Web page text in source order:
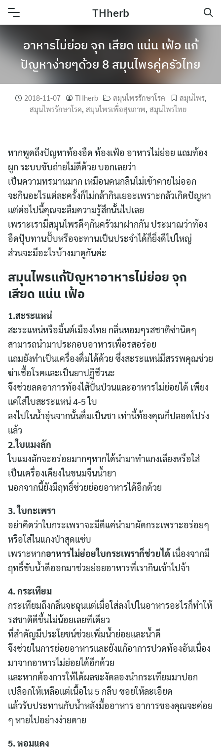
Skip
THherb
อาหารไม่ย่อย จุก เสียด แน่น เฟ้อ แก้
ปัญหาง่ายๆด้วย 8 สมุนไพรคู่ครัวไทย
2018-11-07 THherb สมุนไพรรักษาโรค สมุนไพร,
สมุนไพรรักษาโรค, สมุนไพรเพื่อสุขภาพ, สมุนไพรไทย
หากพูดถึงปัญหาท้องอืด ท้องเฟ้อ อาหารไม่ย่อย แถมท้อง
ผูก ระบบขับถ่ายไม่ดีด้วย บอกเลยว่า
เป็นความทรมานมาก เหมือนคนกลืนไม่เข้าคายไม่ออก
จะกินอะไรแต่ละครั้งก็ไม่กล้ากินเยอะเพราะกลัวเกิดปัญหา
แต่ต่อไปนี้คุณจะลืมความรู้สึกนั้นไปเลย
เพราะเรามีสมุนไพรดีๆก้นครัวมาฝากกัน ประมาณว่าท้อง
อืดปุ๊บทานปั๊บหรือจะทานเป็นประจำได้ก็ยิ่งดีไปใหญ่
ส่วนจะมีอะไรบ้างมาดูกันค่ะ
สมุนไพรแก้ปัญหาอาหารไม่ย่อย จุก
เสียด แน่น เฟ้อ
1.สะระแหน่
สะระแหน่หรือมิ้นต์เมืองไทย กลิ่นหอมๆรสชาติซ่านิดๆ
สามารถนำมาประกอบอาหารเพื่อรสอร่อย
แถมยังทำเป็นเครื่องดื่มได้ด้วย ซึ่งสะระแหน่มีสรรพคุณช่วย
ฆ่าเชื้อโรคและเป็นยาปฏิชีวนะ
จึงช่วยลดอาการท้องไส้ปั่นป่วนและอาหารไม่ย่อยได้ เพียง
แค่ใส่ใบสะระแหน่ 4-5 ใบ
ลงไปในน้ำอุ่นจากนั้นดื่มเป็นชา เท่านี้ท้องคุณก็ปลอดโปร่ง
แล้ว
2.ใบแมงลัก
ใบแมงลักจะอร่อยมากๆหากได้นำมาทำแกงเลียงหรือใส่
เป็นเครื่องเคียงในขนมจีนน้ำยา
นอกจากนี้ยังมีฤทธิ์ช่วยย่อยอาหารได้อีกด้วย
3. ใบกะเพรา
อย่าคิดว่าใบกระเพราจะมีดีแค่นำมาผัดกระเพราะอร่อยๆ
หรือใส่ในแกงป่าสุดแซ่บ
เพราะหากอาหารไม่ย่อยใบกระเพราก็ช่วยได้ เนื่องจากมี
ฤทธิ์ขับน้ำดีออกมาช่วยย่อยอาหารที่เรากินเข้าไปจ้า
4. กระเทียม
กระเทียมถึงกลิ่นจะฉุนแต่เมื่อใส่ลงไปในอาหารอะไรก็ทำให้
รสชาติดีขึ้นไม่น้อยเลยทีเดียว
ที่สำคัญมีประโยชน์ช่วยเพิ่มน้ำย่อยและน้ำดี
จึงช่วยในการย่อยอาหารและยังแก้อาการปวดท้องอันเนื่อง
มาจากอาหารไม่ย่อยได้อีกด้วย
และหากต้องการให้ได้ผลชะงัดลองนำกระเทียมมาปอก
เปลือกให้เหลือแต่เนื้อใน 5 กลีบ ซอยให้ละเอียด
แล้วรับประทานกับน้ำหลังมื้ออาหาร อาการของคุณจะค่อย
ๆ หายไปอย่างง่ายดาย
5. หอมแดง